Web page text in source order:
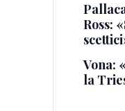
Ross:
Vona:
la